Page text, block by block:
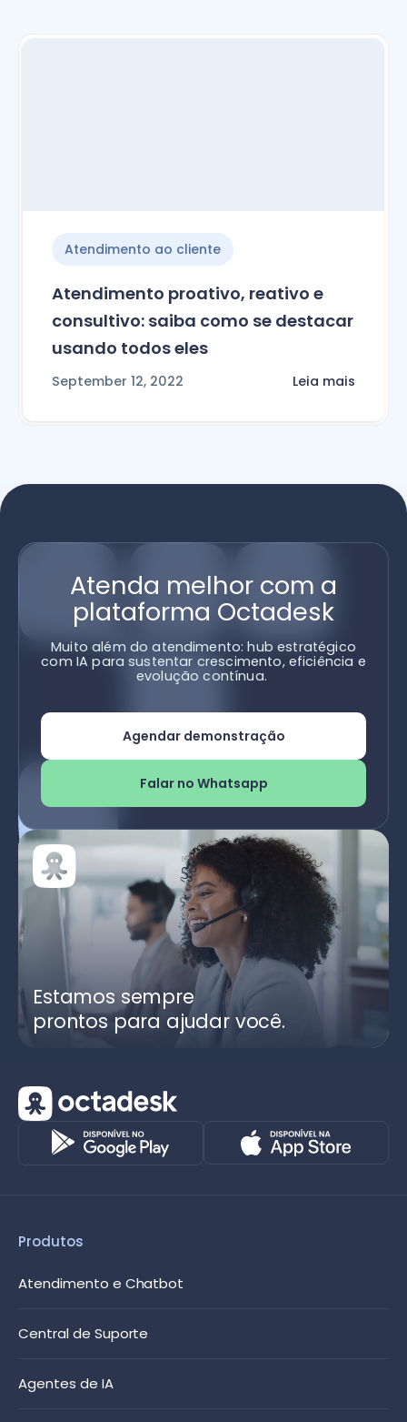
Atendimento ao cliente
Atendimento proativo, reativo e
consultivo: saiba como se destacar
usando todos eles
September 12, 2022 Leia mais
Atenda melhor com a
plataforma Octadesk
Muito além do atendimento: hub estratégico
com IA para sustentar crescimento, eficiência e
evolução contínua.
Agendar demonstração
Falar no Whatsapp
Estamos sempre
prontos para ajudar você.
Produtos
Atendimento e Chatbot
Central de Suporte
Agentes de IA